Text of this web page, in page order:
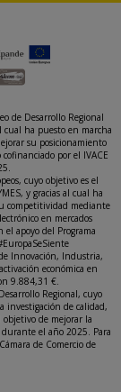
de Desarrollo Regional
cual ha puesto en marcha
su posicionamiento
por el IVACE
cuyo objetivo es el
y gracias al cual ha
competitividad mediante
en mercados
apoyo del Programa
Innovación, Industria,
económica en
9.884,31 €.
Regional, cuyo
investigación de calidad,
de mejorar la
el año 2025. Para
de Comercio de